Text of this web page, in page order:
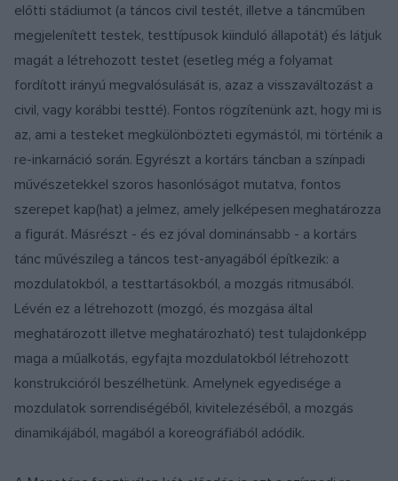
előtti stádiumot (a táncos civil testét, illetve a táncműben
megjelenített testek, testtípusok kiinduló állapotát) és látjuk
magát a létrehozott testet (esetleg még a folyamat
fordított irányú megvalósulását is, azaz a visszaváltozást a
civil, vagy korábbi testté). Fontos rögzítenünk azt, hogy mi is
az, ami a testeket megkülönbözteti egymástól, mi történik a
re-inkarnáció során. Egyrészt a kortárs táncban a színpadi
művészetekkel szoros hasonlóságot mutatva, fontos
szerepet kap(hat) a jelmez, amely jelképesen meghatározza
a figurát. Másrészt - és ez jóval dominánsabb - a kortárs
tánc művészileg a táncos test-anyagából építkezik: a
mozdulatokból, a testtartásokból, a mozgás ritmusából.
Lévén ez a létrehozott (mozgó, és mozgása által
meghatározott illetve meghatározható) test tulajdonképp
maga a műalkotás, egyfajta mozdulatokból létrehozott
konstrukcióról beszélhetünk. Amelynek egyedisége a
mozdulatok sorrendiségéből, kivitelezéséből, a mozgás
dinamikájából, magából a koreográfiából adódik.